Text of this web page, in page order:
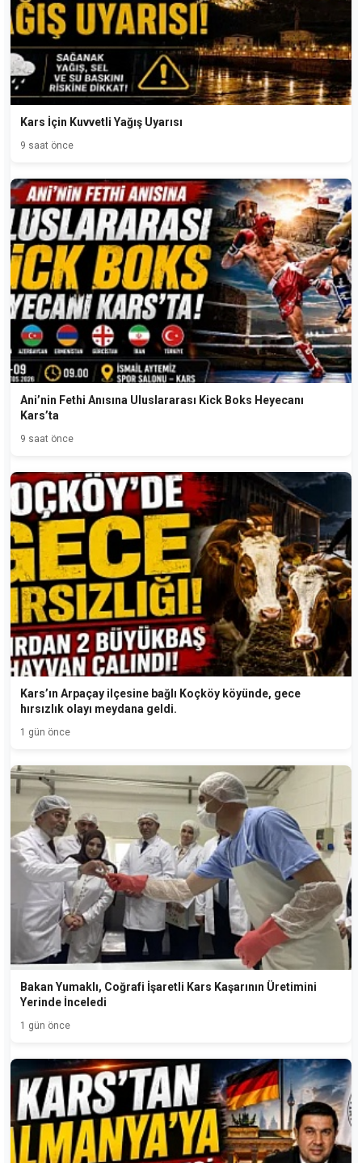
Kars İçin Kuvvetli Yağış Uyarısı
9 saat önce
Ani’nin Fethi Anısına Uluslararası Kick Boks Heyecanı
Kars’ta
9 saat önce
Kars’ın Arpaçay ilçesine bağlı Koçköy köyünde, gece
hırsızlık olayı meydana geldi.
1 gün önce
Bakan Yumaklı, Coğrafi İşaretli Kars Kaşarının Üretimini
Yerinde İnceledi
1 gün önce